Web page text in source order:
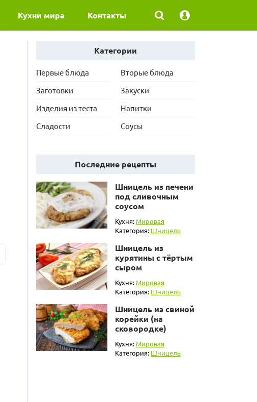
Кухни мира Контакты
Категории
Первые блюда
Вторые блюда
Заготовки
Закуски
Изделия из теста
Напитки
Сладости
Соусы
Последние рецепты
Шницель из печени
под сливочным
соусом
Кухня: Мировая
Категория: Шницель
Шницель из
курятины с тёртым
сыром
Кухня: Мировая
Категория: Шницель
Шницель из свиной
корейки (на
сковородке)
Кухня: Мировая
Категория: Шницель